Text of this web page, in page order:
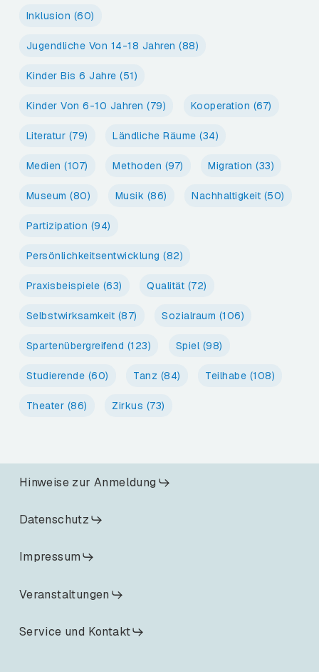
Inklusion (60)
Jugendliche Von 14-18 Jahren (88)
Kinder Bis 6 Jahre (51)
Kinder Von 6-10 Jahren (79) Kooperation (67)
Literatur (79) Ländliche Räume (34)
Medien (107) Methoden (97) Migration (33)
Museum (80) Musik (86) Nachhaltigkeit (50)
Partizipation (94)
Persönlichkeitsentwicklung (82)
Praxisbeispiele (63) Qualität (72)
Selbstwirksamkeit (87) Sozialraum (106)
Spartenübergreifend (123) Spiel(98)
Studierende (60) Tanz (84) Teilhabe (108)
Theater (86) Zirkus (73)
Hinweise zur Anmeldung
Datenschutz
Impressum
Veranstaltungen
Service und Kontakt